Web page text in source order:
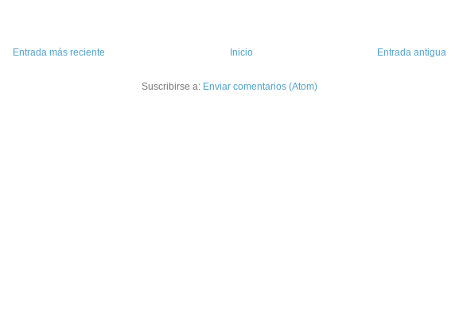
Entrada más reciente Entrada antigua
Inicio
Suscribirse a: Enviar comentarios (Atom)